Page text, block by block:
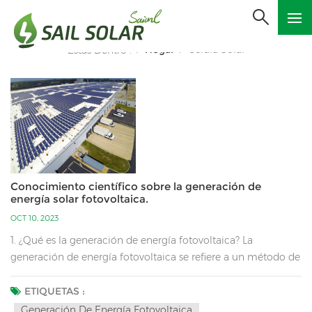
Estás Dentro : Hogar Célula Solar
Conocimiento científico sobre la generación de
energía solar fotovoltaica.
OCT 10, 2023
1. ¿Qué es la generación de energía fotovoltaica? La
generación de energía fotovoltaica se refiere a un método de
generación de energía que utiliza la radiación solar para
convertirla directamente en energía eléctrica. La generación
de energía fotovoltaica es la corriente principal de la
ETIQUETAS :